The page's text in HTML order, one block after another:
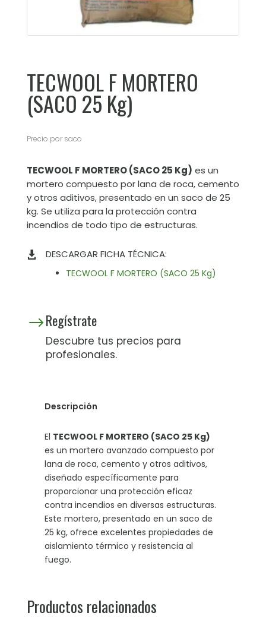
TECWOOL F MORTERO
(SACO 25 Kg)
Precio por saco
TECWOOL F MORTERO (SACO 25 Kg) es un
mortero compuesto por lana de roca, cemento
y otros aditivos, presentado en un saco de 25
kg. Se utiliza para la protección contra
incendios de todo tipo de estructuras.
 DESCARGAR FICHA TÉCNICA:
TECWOOL F MORTERO (SACO 25 Kg)
$Regístrate
Descubre tus precios para
profesionales.
Descripción
El TECWOOL F MORTERO (SACO 25 Kg)
es un mortero avanzado compuesto por
lana de roca, cemento y otros aditivos,
diseñado específicamente para
proporcionar una protección eficaz
contra incendios en diversas estructuras.
Este mortero, presentado en un saco de
25 kg, ofrece excelentes propiedades de
aislamiento térmico y resistencia al
fuego.
Productos relacionados